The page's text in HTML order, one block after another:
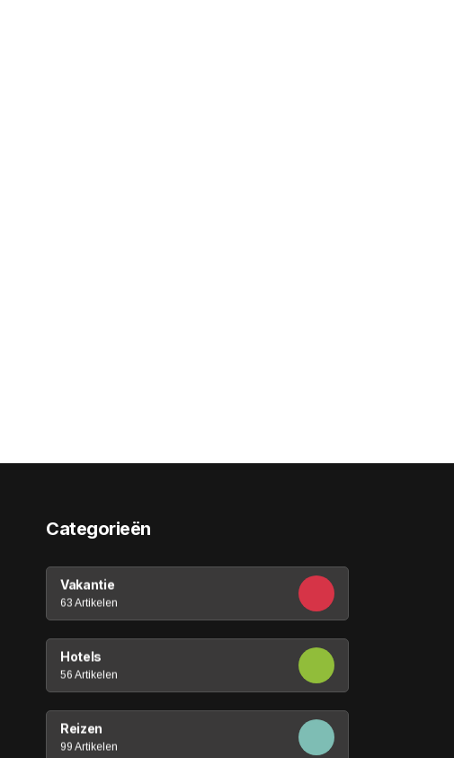
Categorieën
Vakantie
63 Artikelen
Hotels
56 Artikelen
Reizen
99 Artikelen